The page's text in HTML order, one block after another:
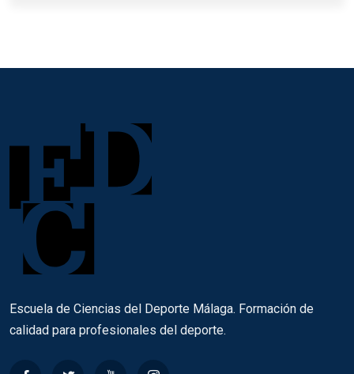
Escuela de Ciencias del Deporte Málaga. Formación de
calidad para profesionales del deporte.